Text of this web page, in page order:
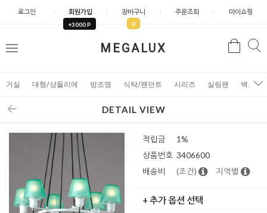
로그인 회원가입
+3000 P
장바구니
0
주문조회 마이쇼핑
MEGALUX
메
검
거실 대형/샹들리에 방조명 식탁/팬던트 시리즈 실링팬 벽조명
DETAIL VIEW
적립금
1%
상품번호 3406600
배송비
(조건) 지역별
+ 추가 옵션 선택